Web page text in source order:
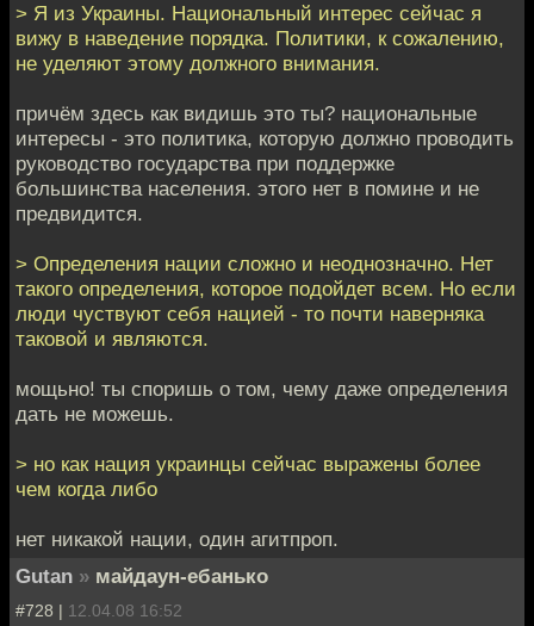
> Я из Украины. Национальный интерес сейчас я
вижу в наведение порядка. Политики, к сожалению,
не уделяют этому должного внимания.
причём здесь как видишь это ты? национальные
интересы - это политика, которую должно проводить
руководство государства при поддержке
большинства населения. этого нет в помине и не
предвидится.
> Определения нации сложно и неоднозначно. Нет
такого определения, которое подойдет всем. Но если
люди чуствуют себя нацией - то почти наверняка
таковой и являются.
мощьно! ты споришь о том, чему даже определения
дать не можешь.
> но как нация украинцы сейчас выражены более
чем когда либо
нет никакой нации, один агитпроп.
Gutan » майдаун-ебанько
#728 | 12.04.08 16:52